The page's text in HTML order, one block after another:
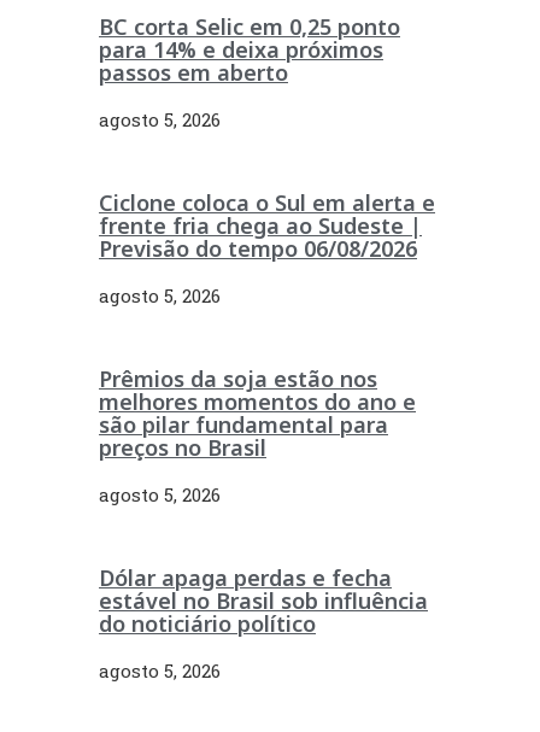
BC corta Selic em 0,25 ponto
para 14% e deixa próximos
passos em aberto
agosto 5, 2026
Ciclone coloca o Sul em alerta e
frente fria chega ao Sudeste |
Previsão do tempo 06/08/2026
agosto 5, 2026
Prêmios da soja estão nos
melhores momentos do ano e
são pilar fundamental para
preços no Brasil
agosto 5, 2026
Dólar apaga perdas e fecha
estável no Brasil sob influência
do noticiário político
agosto 5, 2026